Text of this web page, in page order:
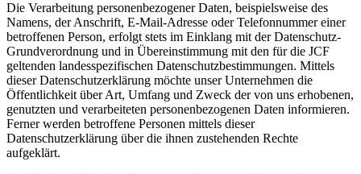
Die Verarbeitung personenbezogener Daten, beispielsweise des
Namens, der Anschrift, E-Mail-Adresse oder Telefonnummer einer
betroffenen Person, erfolgt stets im Einklang mit der Datenschutz-
Grundverordnung und in Übereinstimmung mit den für die JCF
geltenden landesspezifischen Datenschutzbestimmungen. Mittels
dieser Datenschutzerklärung möchte unser Unternehmen die
Öffentlichkeit über Art, Umfang und Zweck der von uns erhobenen,
genutzten und verarbeiteten personenbezogenen Daten informieren.
Ferner werden betroffene Personen mittels dieser
Datenschutzerklärung über die ihnen zustehenden Rechte
aufgeklärt.